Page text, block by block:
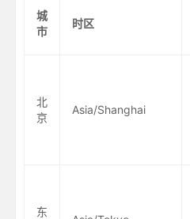
城
市
时区
北
京
Asia/Shanghai
东